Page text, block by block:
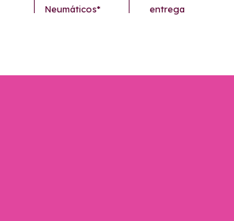
Neumáticos*
entrega